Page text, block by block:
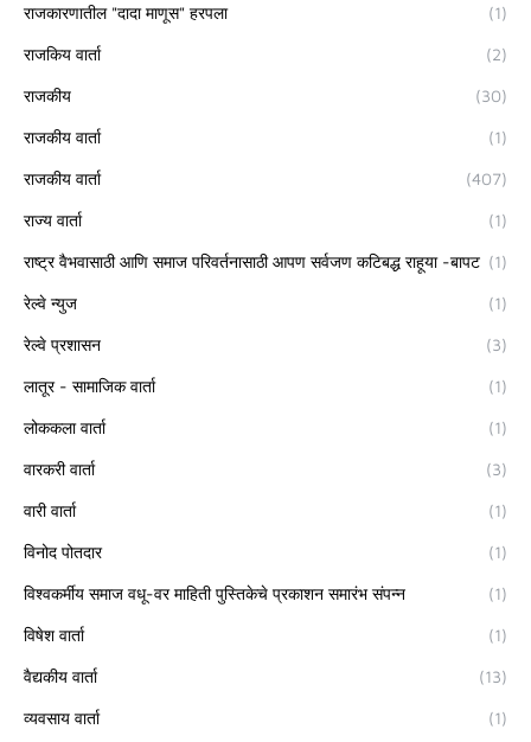
राजकारणातील "दादा माणूस" हरपला (1)
राजकिय वार्ता (2)
राजकीय (30)
राजकीय वार्ता (1)
राजकीय वार्ता (407)
राज्य वार्ता (1)
राष्ट्र वैभवासाठी आणि समाज परिवर्तनासाठी आपण सर्वजण कटिबद्ध राहूया -बापट (1)
रेल्वे न्युज (1)
रेल्वे प्रशासन (3)
लातूर - सामाजिक वार्ता (1)
लोककला वार्ता (1)
वारकरी वार्ता (3)
वारी वार्ता (1)
विनोद पोतदार (1)
विश्वकर्मीय समाज वधू-वर माहिती पुस्तिकेचे प्रकाशन समारंभ संपन्न (1)
विषेश वार्ता (1)
वैद्यकीय वार्ता (13)
व्यवसाय वार्ता (1)